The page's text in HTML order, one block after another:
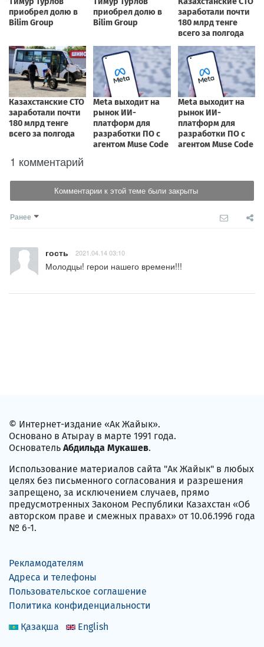
1 комментарий
Комментарии к этой теме были закрыты
Ранее
гость 2021.04.14 03:10
Молодцы! герои нашего времени!!!
© Интернет-издание «Ак Жайык».
Основано в Атырау в марте 1991 года.
Основатель Абдильда Мукашев.
Использование материалов сайта "Ак Жайык" в любых
целях без письменного согласования и разрешения
запрещено, за исключением случаев, прямо
предусмотренных Законом Республики Казахстан «Об
авторском праве и смежных правах» от 10.06.1996 года
№ 6-1.
Рекламодателям
Адреса и телефоны
Пользовательское соглашение
Политика конфиденциальности
Қазақша
English